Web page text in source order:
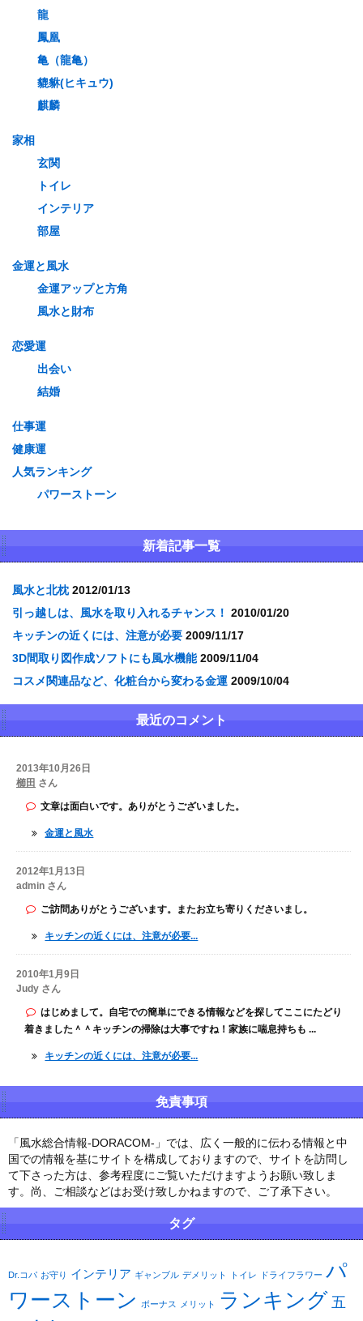
龍
鳳凰
亀（龍亀）
貔貅(ヒキュウ)
麒麟
家相
玄関
トイレ
インテリア
部屋
金運と風水
金運アップと方角
風水と財布
恋愛運
出会い
結婚
仕事運
健康運
人気ランキング
パワーストーン
新着記事一覧
風水と北枕 2012/01/13
引っ越しは、風水を取り入れるチャンス！ 2010/01/20
キッチンの近くには、注意が必要 2009/11/17
3D間取り図作成ソフトにも風水機能 2009/11/04
コスメ関連品など、化粧台から変わる金運 2009/10/04
最近のコメント
2013年10月26日
櫛田 さん
文章は面白いです。ありがとうございました。
金運と風水
2012年1月13日
admin さん
ご訪問ありがとうございます。またお立ち寄りくださいまし。
キッチンの近くには、注意が必要...
2010年1月9日
Judy さん
はじめまして。自宅での簡単にできる情報などを探してここにたどり
着きました＾＾キッチンの掃除は大事ですね！家族に喘息持ちも ...
キッチンの近くには、注意が必要...
免責事項
「風水総合情報-DORACOM-」では、広く一般的に伝わる情報と中
国での情報を基にサイトを構成しておりますので、サイトを訪問し
て下さった方は、参考程度にご覧いただけますようお願い致しま
す。尚、ご相談などはお受け致しかねますので、ご了承下さい。
タグ
Dr.コパ お守り インテリア ギャンブル デメリット トイレ ドライフラワー パ
ワーストーン
ボーナス メリット ランキング 五